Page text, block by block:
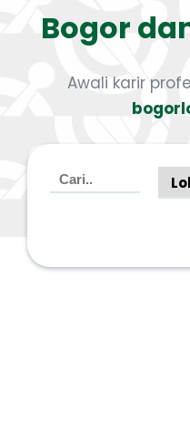
Bogor
Awali karir